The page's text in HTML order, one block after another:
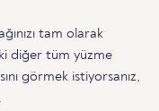
tam olarak
diğer tüm yüzme
görmek istiyorsanız,